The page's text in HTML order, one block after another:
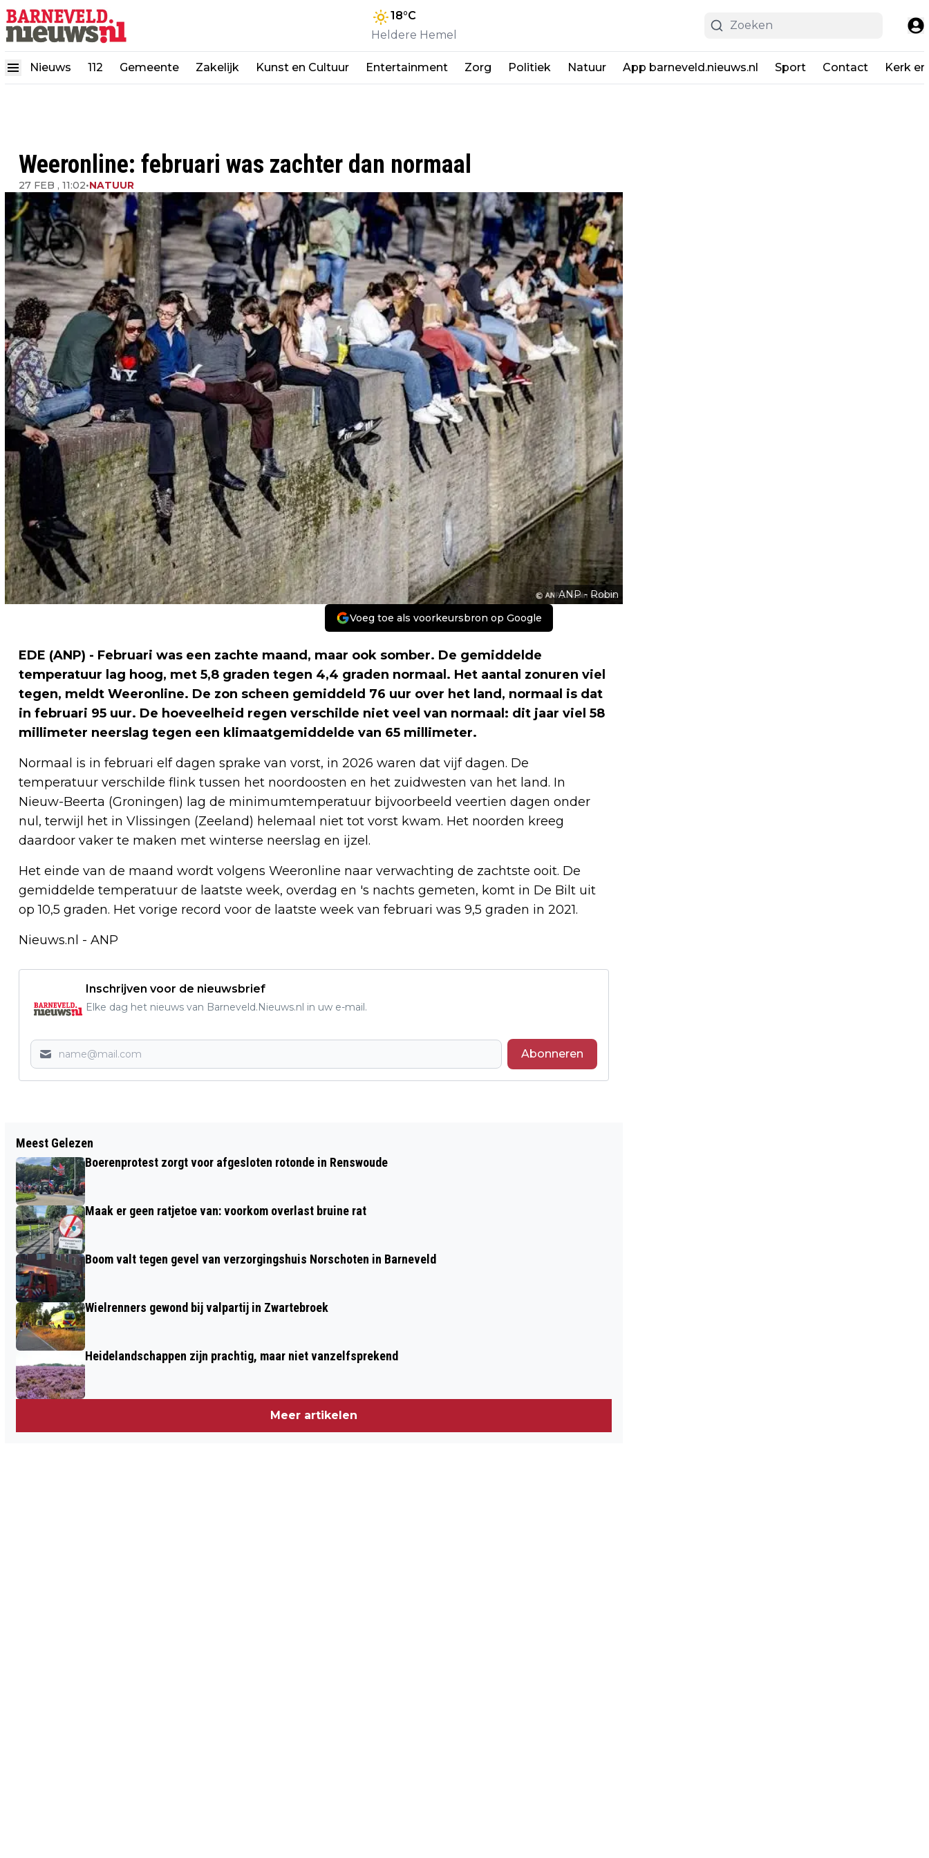
18°C
Heldere Hemel
Nieuws 112 Gemeente Zakelijk Kunst en Cultuur Entertainment Zorg Politiek Natuur App barneveld.nieuws.nl Sport Contact Kerk
Weeronline: februari was zachter dan normaal
27 FEB , 11:02•NATUUR
ANP - Robin
Voeg toe als voorkeursbron op Google
EDE (ANP) - Februari was een zachte maand, maar ook somber. De gemiddelde
temperatuur lag hoog, met 5,8 graden tegen 4,4 graden normaal. Het aantal zonuren viel
tegen, meldt Weeronline. De zon scheen gemiddeld 76 uur over het land, normaal is dat
in februari 95 uur. De hoeveelheid regen verschilde niet veel van normaal: dit jaar viel 58
millimeter neerslag tegen een klimaatgemiddelde van 65 millimeter.
Normaal is in februari elf dagen sprake van vorst, in 2026 waren dat vijf dagen. De
temperatuur verschilde flink tussen het noordoosten en het zuidwesten van het land. In
Nieuw-Beerta (Groningen) lag de minimumtemperatuur bijvoorbeeld veertien dagen onder
nul, terwijl het in Vlissingen (Zeeland) helemaal niet tot vorst kwam. Het noorden kreeg
daardoor vaker te maken met winterse neerslag en ijzel.
Het einde van de maand wordt volgens Weeronline naar verwachting de zachtste ooit. De
gemiddelde temperatuur de laatste week, overdag en 's nachts gemeten, komt in De Bilt uit
op 10,5 graden. Het vorige record voor de laatste week van februari was 9,5 graden in 2021.
Nieuws.nl - ANP
Inschrijven voor de nieuwsbrief
Elke dag het nieuws van Barneveld.Nieuws.nl in uw e-mail.
Abonneren
FIETSER RAAKT GEWOND BIJ ONGEVAL
IN HET CENTRUM VAN BARNEVELD -
POLITIE ZOEKT GETUIGEN.
NIEUWE AFSPRAKEN ONDERTEKEND
Meest Gelezen
Boerenprotest zorgt voor afgesloten rotonde in Renswoude
Maak er geen ratjetoe van: voorkom overlast bruine rat
Boom valt tegen gevel van verzorgingshuis Norschoten in Barneveld
Wielrenners gewond bij valpartij in Zwartebroek
Heidelandschappen zijn prachtig, maar niet vanzelfsprekend
Meer artikelen